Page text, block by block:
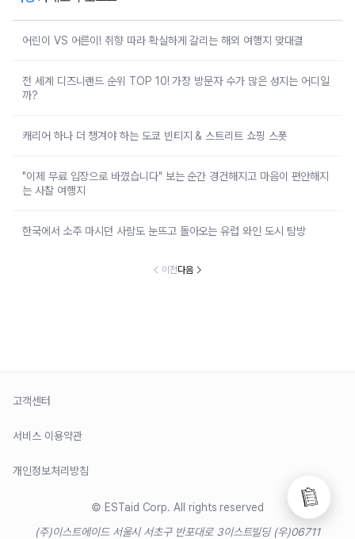
어린이 VS 어른이! 취향 따라 확실하게 갈리는 해외 여행지 맞대결
전 세계 디즈니랜드 순위 TOP 10! 가장 방문자 수가 많은 성지는 어디일
까?
캐리어 하나 더 챙겨야 하는 도쿄 빈티지 & 스트리트 쇼핑 스폿
"이제 무료 입장으로 바꼈습니다" 보는 순간 경건해지고 마음이 편안해지
는 사찰 여행지
한국에서 소주 마시던 사람도 눈뜨고 돌아오는 유럽 와인 도시 탐방
이전다음
고객센터
서비스 이용약관
개인정보처리방침
© ESTaid Corp. All rights reserved
(주)이스트에이드 서울시 서초구 반포대로 3이스트빌딩 (우)06711